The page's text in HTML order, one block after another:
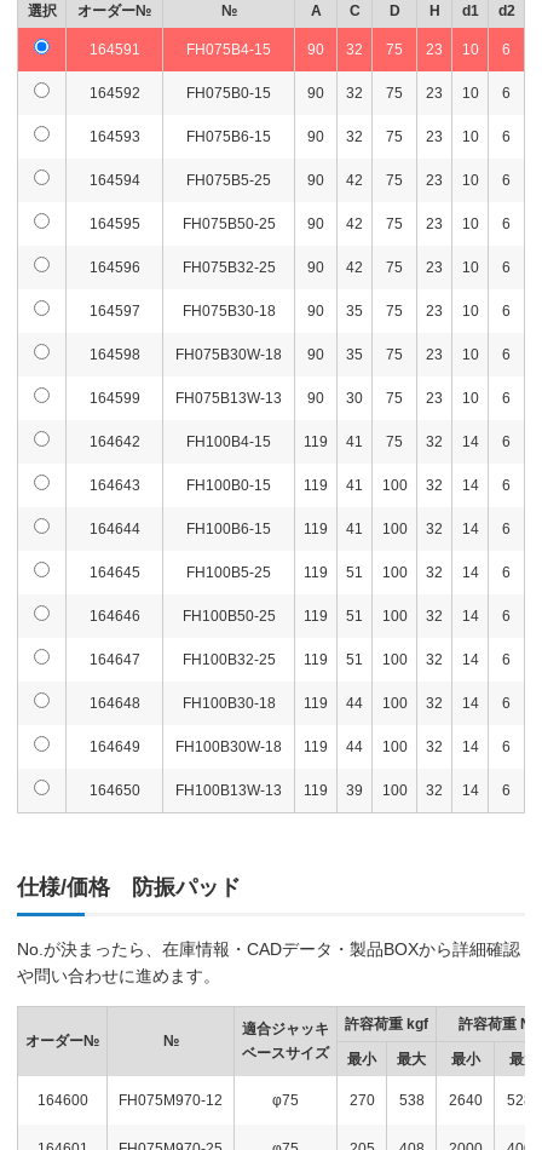
選択 オーダー№ № A C D H d1 d2
164591 FH075B4-15 90 32 75 23 10 6
164592 FH075B0-15 90 32 75 23 10 6
164593 FH075B6-15 90 32 75 23 10 6
164594 FH075B5-25 90 42 75 23 10 6
164595 FH075B50-25 90 42 75 23 10 6
164596 FH075B32-25 90 42 75 23 10 6
164597 FH075B30-18 90 35 75 23 10 6
164598 FH075B30W-18 90 35 75 23 10 6
164599 FH075B13W-13 90 30 75 23 10 6
164642 FH100B4-15 119 41 75 32 14 6
164643 FH100B0-15 119 41 100 32 14 6
164644 FH100B6-15 119 41 100 32 14 6
164645 FH100B5-25 119 51 100 32 14 6
164646 FH100B50-25 119 51 100 32 14 6
164647 FH100B32-25 119 51 100 32 14 6
164648 FH100B30-18 119 44 100 32 14 6
164649 FH100B30W-18 119 44 100 32 14 6
164650 FH100B13W-13 119 39 100 32 14 6
仕様/価格 防振パッド
No.が決まったら、在庫情報・CADデータ・製品BOXから詳細確認
や問い合わせに進めます。
オーダー№ №
適合ジャッキ
ベースサイズ
許容荷重 kgf 許容荷重 N
最小 最大 最小 最大
164600 FH075M970-12 φ75 270 538 2640 5280